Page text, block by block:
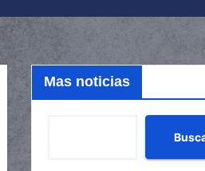
Mas noticias